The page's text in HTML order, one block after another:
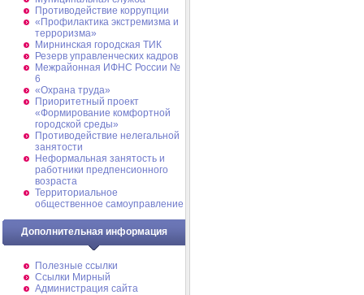
Противодействие коррупции
«Профилактика экстремизма и
терроризма»
Мирнинская городская ТИК
Резерв управленческих кадров
Межрайонная ИФНС России №
6
«Охрана труда»
Приоритетный проект
«Формирование комфортной
городской среды»
Противодействие нелегальной
занятости
Неформальная занятость и
работники предпенсионного
возраста
Территориальное
общественное самоуправление
Дополнительная информация
Полезные ссылки
Ссылки Мирный
Администрация сайта